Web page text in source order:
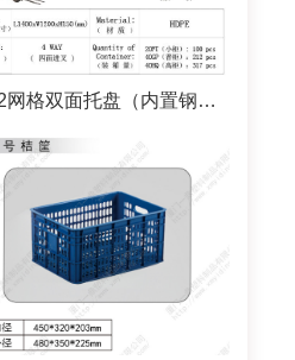
1412网格双面托盘（内置钢管）